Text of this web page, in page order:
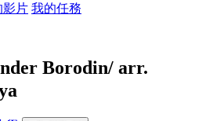
影片 我的任務
Borodin/ arr.